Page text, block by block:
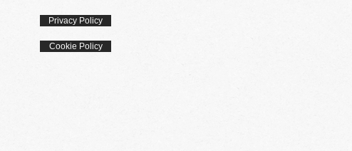
Privacy Policy
Cookie Policy